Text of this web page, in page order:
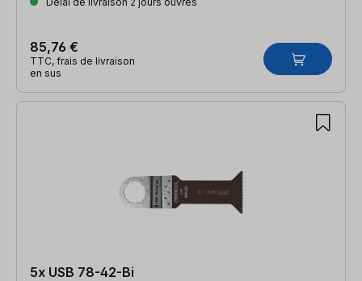
85,76 €
TTC, frais de livraison
en sus
5x USB 78-42-Bi